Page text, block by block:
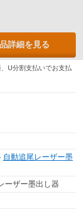
詳細を見る
U分割支払いでお支払
自動追尾レーザー墨
ザー墨出し器